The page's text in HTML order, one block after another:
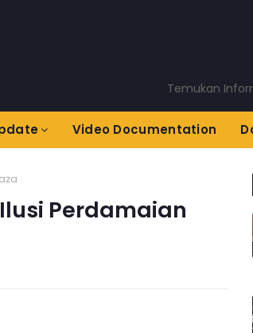
Temukan Informasi
Video Documentation
Perdamaian